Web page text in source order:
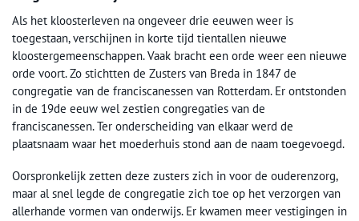
Als het kloosterleven na ongeveer drie eeuwen weer is
toegestaan, verschijnen in korte tijd tientallen nieuwe
kloostergemeenschappen. Vaak bracht een orde weer een nieuwe
orde voort. Zo stichtten de Zusters van Breda in 1847 de
congregatie van de franciscanessen van Rotterdam. Er ontstonden
in de 19de eeuw wel zestien congregaties van de
franciscanessen. Ter onderscheiding van elkaar werd de
plaatsnaam waar het moederhuis stond aan de naam toegevoegd.
Oorspronkelijk zetten deze zusters zich in voor de ouderenzorg,
maar al snel legde de congregatie zich toe op het verzorgen van
allerhande vormen van onderwijs. Er kwamen meer vestigingen in